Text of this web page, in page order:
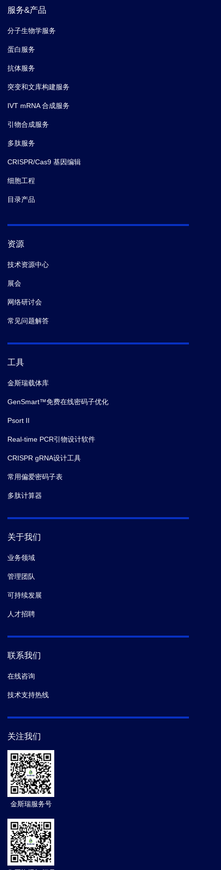
服务&产品
分子生物学服务
蛋白服务
抗体服务
突变和文库构建服务
IVT mRNA 合成服务
引物合成服务
多肽服务
CRISPR/Cas9 基因编辑
细胞工程
目录产品
资源
技术资源中心
展会
网络研讨会
常见问题解答
工具
金斯瑞载体库
GenSmart™免费在线密码子优化
Psort II
Real-time PCR引物设计软件
CRISPR gRNA设计工具
常用偏爱密码子表
多肽计算器
关于我们
业务领域
管理团队
可持续发展
人才招聘
联系我们
在线咨询
技术支持热线
关注我们
金斯瑞服务号